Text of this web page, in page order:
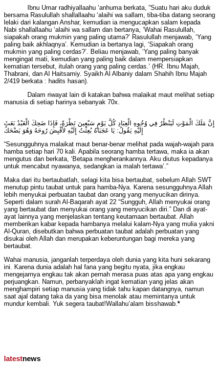
Ibnu Umar radhiyallaahu ‘anhuma berkata, “Suatu hari aku duduk
bersama Rasulullah shallallaahu ‘alaihi wa sallam, tiba-tiba datang seorang
lelaki dari kalangan Anshar, kemudian ia mengucapkan salam kepada
Nabi shallallaahu ‘alaihi wa sallam dan bertanya, ‘Wahai Rasulullah,
siapakah orang mukmin yang paling utama?’ Rasulullah menjawab, ‘Yang
paling baik akhlaqnya’. Kemudian ia bertanya lagi, ‘Siapakah orang
mukmin yang paling cerdas?’. Beliau menjawab, ‘Yang paling banyak
mengingat mati, kemudian yang paling baik dalam mempersiapkan
kematian tersebut, itulah orang yang paling cerdas.’ (HR. Ibnu Majah,
Thabrani, dan Al Haitsamiy. Syaikh Al Albaniy dalam Shahih Ibnu Majah
2/419 berkata : hadits hasan).
Dalam riwayat lain di katakan bahwa malaikat maut melihat setiap
manusia di setiap harinya sebanyak 70x.
إِنَّ مَلَكَ الْمَوْتِ لَيَنْظُرُ فِي وُجُوهِ الْعِبَادِ كُلَّ يَوْمٍ سَبْعِينَ نَظْرَةً، فَإِذَا ضَحِكَ الْعَبْدُ بَعَثَ
إِلَيْهِ يَقُولُ: يَا عَجَبَاهُ بُعِثْتُ إِلَيْهِ لأَقْبِضَ رُوحَهُ وَهُوَ يَضْحَكُ
“Sesungguhnya malaikat maut benar-benar melihat pada wajah-wajah para
hamba setiap hari 70 kali. Apabila seorang hamba tertawa, maka ia akan
mengutus dan berkata, ‘Betapa mengherankannya. Aku diutus kepadanya
untuk mencabut nyawanya, sedangkan ia malah tertawa’.”
Maka dari itu bertaubatlah, selagi kita bisa bertaubat, sebelum Allah SWT
menutup pintu taubat untuk para hamba-Nya. Karena sesungguhnya Allah
lebih menyukai perbuatan taubat dan orang yang menyucikan dirinya.
Seperti dalam surah Al-Baqarah ayat 22 “Sungguh, Allah menyukai orang
yang bertaubat dan menyukai orang yang menyucikan diri.” Dan di ayat-
ayat lainnya yang menjelaskan tentang keutamaan bertaubat. Allah
memberikan kabar kepada hambanya melalui kalam-Nya yang mulia yakni
Al-Quran, disebutkan bahwa perbuatan taubat adalah perbuatan yang
disukai oleh Allah dan merupakan keberuntungan bagi mereka yang
bertaubat.
Wahai manusia, janganlah terperdaya oleh dunia yang kita huni sekarang
ini. Karena dunia adalah hal fana yang begitu nyata, jika engkau
mengejarnya engkau tak akan pernah merasa puas atas apa yang engkau
perjuangkan. Namun, perbanyaklah ingat kematian yang jelas akan
menghampiri setiap manusia yang tidak tahu kapan datangnya, namun
saat ajal datang taka da yang bisa menolak atau memintanya untuk
mundur kembali. Yuk segera taubat!Wallahu’alam bisshawab.*
latestnews